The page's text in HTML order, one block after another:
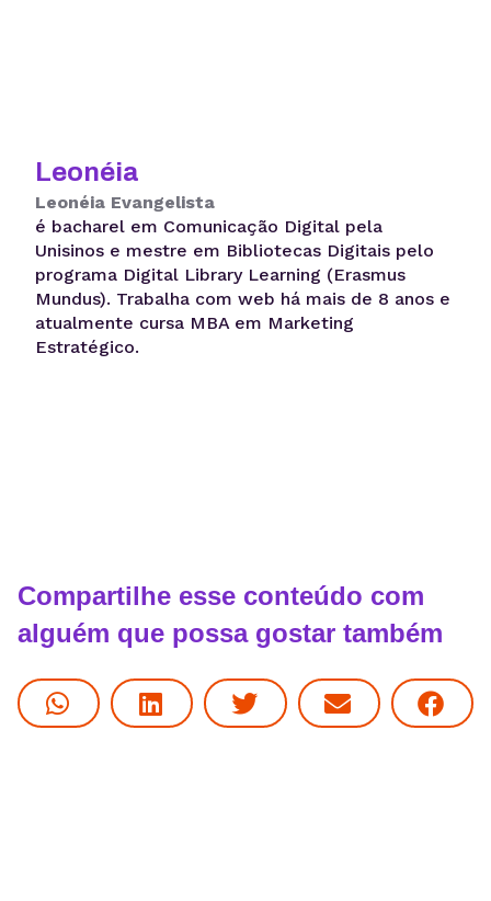
Leonéia
Leonéia Evangelista
é bacharel em Comunicação Digital pela
Unisinos e mestre em Bibliotecas Digitais pelo
programa Digital Library Learning (Erasmus
Mundus). Trabalha com web há mais de 8 anos e
atualmente cursa MBA em Marketing
Estratégico.
Compartilhe esse conteúdo com
alguém que possa gostar também